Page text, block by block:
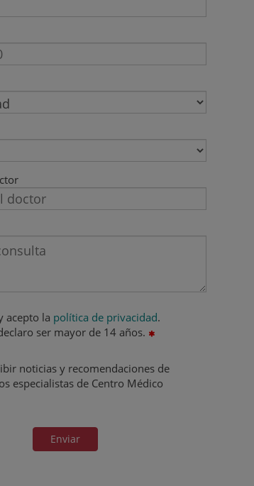
acepto la política de privacidad.
ser mayor de 14 años.
noticias y recomendaciones de
especialistas de Centro Médico
Enviar